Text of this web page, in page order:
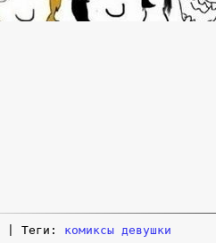
| Теги: комиксы девушки